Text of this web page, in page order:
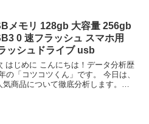
パソコン スタンド pc...
メモリ 128gb 大容量 256gb
0 速フラッシュ スマホ用
ッシュドライブ usb
はじめに こんにちは！データ分析歴
の「コツコツくん」です。 今日は、
気商品について徹底分析します。